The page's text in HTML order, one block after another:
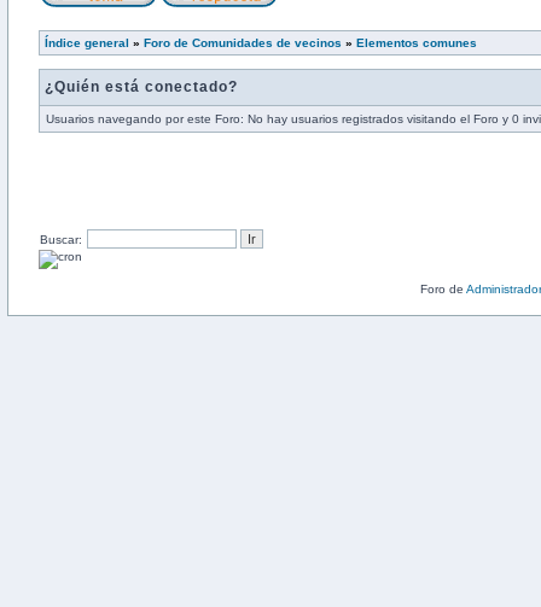
Índice general » Foro de Comunidades de vecinos » Elementos comunes
¿Quién está conectado?
Usuarios navegando por este Foro: No hay usuarios registrados visitando el Foro y 0
Buscar:
Foro de